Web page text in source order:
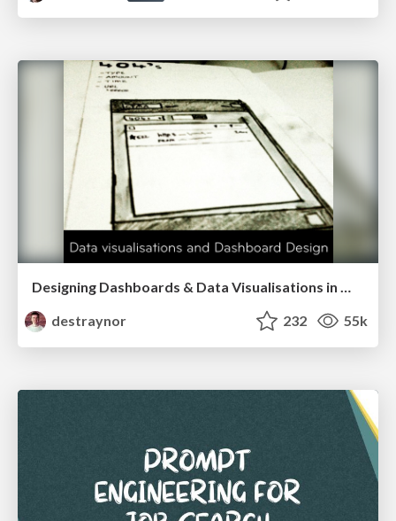
Designing Dashboards & Data Visualisations in Web Apps
destraynor
232 55k